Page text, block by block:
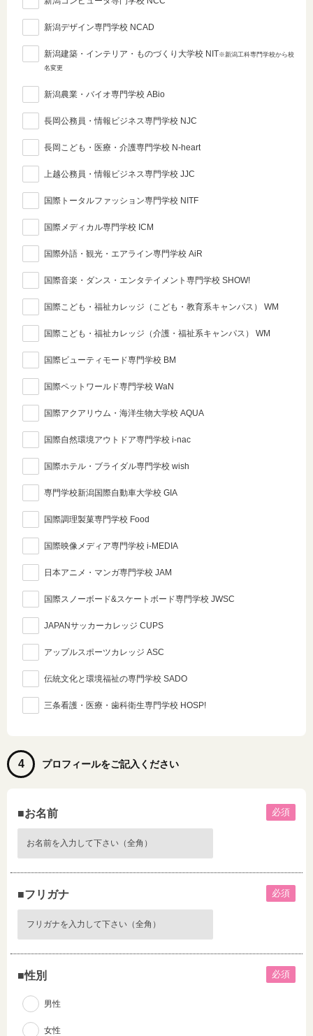
新潟デザイン専門学校 NCAD
新潟建築・インテリア・ものづくり大学校 NIT※新潟工科専門学校から校
名変更
新潟農業・バイオ専門学校 ABio
長岡公務員・情報ビジネス専門学校 NJC
長岡こども・医療・介護専門学校 N-heart
上越公務員・情報ビジネス専門学校 JJC
国際トータルファッション専門学校 NITF
国際メディカル専門学校 ICM
国際外語・観光・エアライン専門学校 AiR
国際音楽・ダンス・エンタテイメント専門学校 SHOW!
国際こども・福祉カレッジ（こども・教育系キャンパス） WM
国際こども・福祉カレッジ（介護・福祉系キャンパス） WM
国際ビューティモード専門学校 BM
国際ペットワールド専門学校 WaN
国際アクアリウム・海洋生物大学校 AQUA
国際自然環境アウトドア専門学校 i-nac
国際ホテル・ブライダル専門学校 wish
専門学校新潟国際自動車大学校 GIA
国際調理製菓専門学校 Food
国際映像メディア専門学校 i-MEDIA
日本アニメ・マンガ専門学校 JAM
国際スノーボード&スケートボード専門学校 JWSC
JAPANサッカーカレッジ CUPS
アップルスポーツカレッジ ASC
伝統文化と環境福祉の専門学校 SADO
三条看護・医療・歯科衛生専門学校 HOSP!
4 プロフィールをご記入ください
■お名前 必須
■フリガナ 必須
■性別 必須
男性
女性